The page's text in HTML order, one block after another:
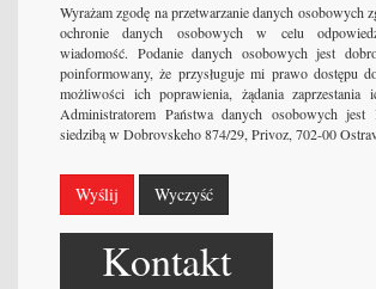
Wyrażam zgodę na przetwarzanie danych osobowych
ochronie danych osobowych w celu
wiadomość. Podanie danych osobowych jest
poinformowany, że przysługuje mi prawo dostępu
możliwości ich poprawienia, żądania zaprzestania
Administratorem Państwa danych osobowych
siedzibą w Dobrovskeho 874/29, Privoz, 702-00
Wyślij Wyczyść
Kontakt